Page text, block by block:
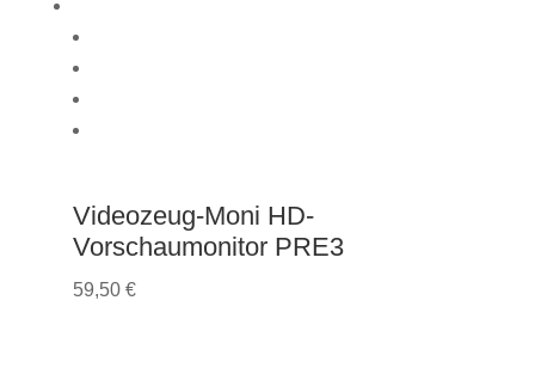
Videozeug-Moni HD-
Vorschaumonitor PRE3
59,50 €